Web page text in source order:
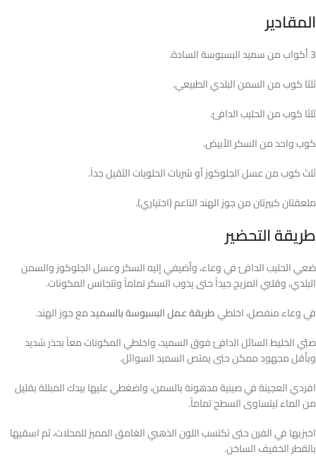
المقادير
3 أكواب من سميد البسبوسة السادة.
ثلثا كوب من السمن البلدي الطبيعي.
ثلثا كوب من الحليب الدافئ.
كوب واحد من السكر الأبيض.
ثلث كوب من عسل الجلوكوز أو شربات الحلويات الثقيل جداً.
ملعقتان كبيرتان من جوز الهند الناعم (اختياري).
طريقة التحضير
ضعي الحليب الدافئ في وعاء، وأضيفي إليه السكر وعسل الجلوكوز والسمن
البلدي، وقلبي المزيج جيداً حتى يذوب السكر تماماً وتتجانس المكونات.
في وعاء منفصل، اخلطيطريقة عمل البسبوسة بالسميدمع جوز الهند.
صبّي الخليط السائل الدافئ فوق السميد، واخلطي المكونات معاً بحذر شديد
وبأقل مجهود ممكن حتى يمتص السميد السوائل.
افردي العجينة في صينية مدهونة بالسمن، واضغطي عليها بيدك المبللة بقليل
من الماء ليتساوى السطح تماماً.
اخبزيها في الفرن حتى تكتسب اللون الذهبي الغامق المميز للمحلات، ثم اسقيها
بالقطر الخفيف الساخن.